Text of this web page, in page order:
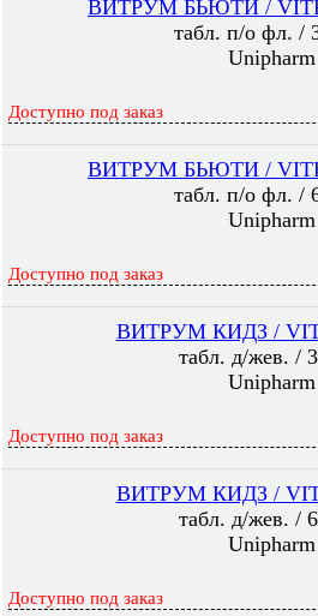
ВИТРУМ БЬЮТИ /
табл. п/о фл. /
Unipharm
Доступно под заказ
ВИТРУМ БЬЮТИ /
табл. п/о фл. /
Unipharm
Доступно под заказ
ВИТРУМ КИДЗ /
табл. д/жев. /
Unipharm
Доступно под заказ
ВИТРУМ КИДЗ /
табл. д/жев. /
Unipharm
Доступно под заказ